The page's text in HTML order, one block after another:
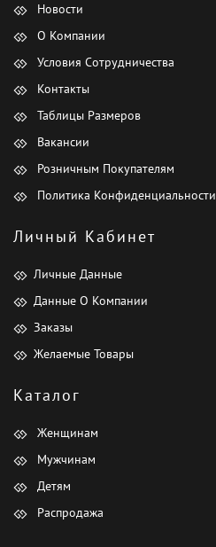
Новости
О Компании
Условия Сотрудничества
Контакты
Таблицы Размеров
Вакансии
Розничным Покупателям
Политика Конфиденциальности
Личный Кабинет
Личные Данные
Данные О Компании
Заказы
Желаемые Товары
Каталог
Женщинам
Мужчинам
Детям
Распродажа